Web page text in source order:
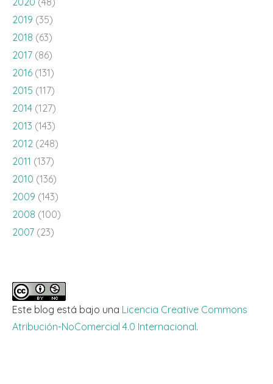
2019 (35)
2018 (63)
2017 (86)
2016 (131)
2015 (117)
2014 (127)
2013 (143)
2012 (248)
2011 (137)
2010 (136)
2009 (143)
2008 (100)
2007 (23)
Este blog está bajo una Licencia Creative Commons
Atribución-NoComercial 4.0 Internacional.